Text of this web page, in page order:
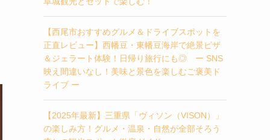
【西尾市おすすめグルメ＆ドライブスポットを
正直レビュー】西幡豆・東幡豆海岸で絶景ピザ
＆ジェラート体験！日帰り旅行にも◎ ー SNS
映え間違いなし！美味と景色を楽しむご褒美ド
ライブ ー
【2025年最新】三重県「ヴィソン（VISON）」
の楽しみ方！グルメ・温泉・自然が全部そろう